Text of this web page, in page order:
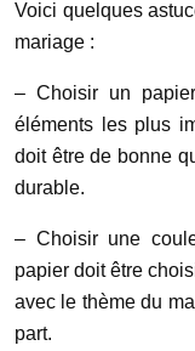
Voici quelques
mariage :
– Choisir un
éléments les plus
doit être de bonne
durable.
– Choisir une
papier doit être
avec le thème du
part.